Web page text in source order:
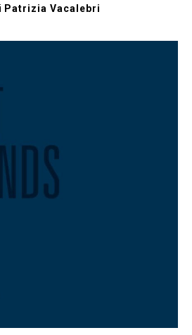
Patrizia Vacalebri